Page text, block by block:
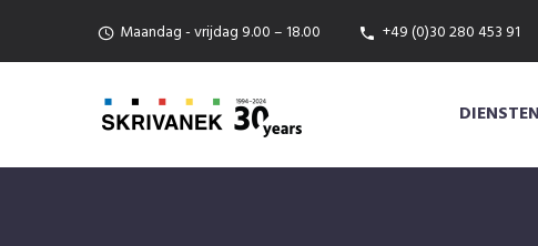
Maandag - vrijdag 9.00 – 18.00 +49 (0)30 280 453 91
DIENSTEN